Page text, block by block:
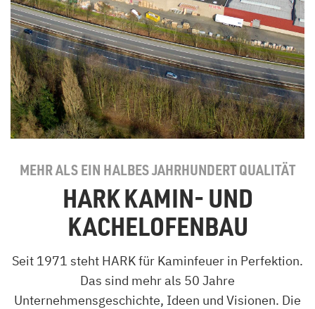
MEHR ALS EIN HALBES JAHRHUNDERT QUALITÄT
HARK KAMIN- UND
KACHELOFENBAU
Seit 1971 steht HARK für Kaminfeuer in Perfektion.
Das sind mehr als 50 Jahre
Unternehmensgeschichte, Ideen und Visionen. Die